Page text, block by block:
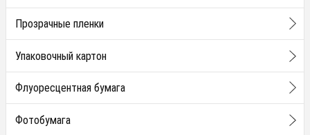
Прозрачные пленки
Упаковочный картон
Флуоресцентная бумага
Фотобумага